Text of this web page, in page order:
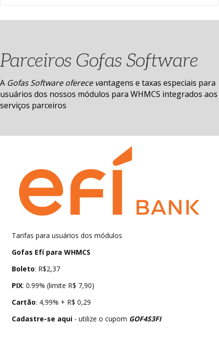
Parceiros Gofas Software
A Gofas Software oferece vantagens e taxas especiais para
usuários dos nossos módulos para WHMCS integrados aos
serviços parceiros
Tarifas para usuários dos módulos
Gofas Efí para WHMCS
Boleto: R$2,37
PIX: 0.99% (limite R$ 7,90)
Cartão: 4,99% + R$ 0,29
Cadastre-se aqui - utilize o cupom GOF4S3FI